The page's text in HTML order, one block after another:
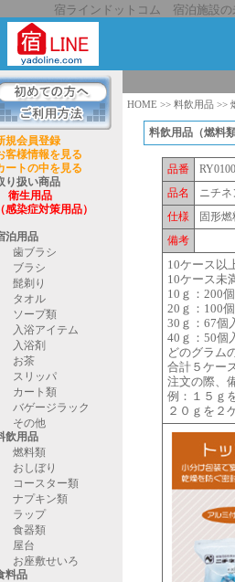
宿ラインドットコム 宿泊施設の
テル、旅館の客室"備品"（アメニティ）,"
規会員登録
客様情報を見る
ートの中を見る
り扱い商品
衛生用品
（感染症対策用品）
泊用品
歯ブラシ
ブラシ
髭剃り
タオル
ソープ類
入浴アイテム
入浴剤
お茶
スリッパ
カート類
バゲージラック
その他
飲用品
燃料類
おしぼり
コースター類
ナプキン類
ラップ
食器類
屋台
お座敷せいろ
料品
HOME >> 料飲用品 >>
料飲用品（燃
品番
品名
ニチ
仕様
固形
備考
10ケース以
10ケース未
10ｇ：200
20ｇ：100
30ｇ：67
40ｇ：50個
どのグラム
合計５ケー
注文の際、
例：１５ｇ
２０ｇを２